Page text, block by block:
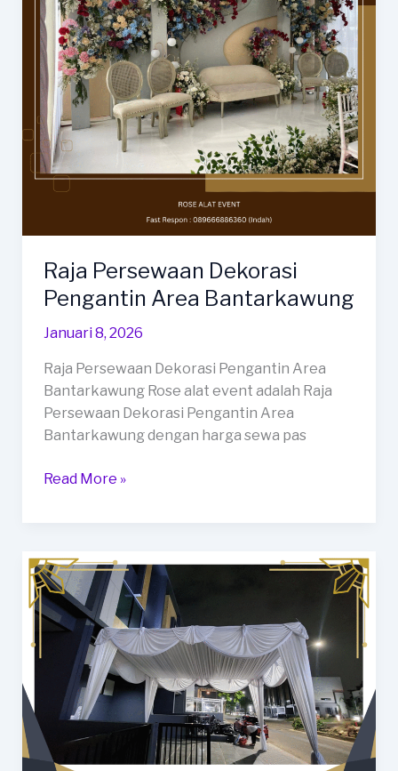
Raja Persewaan Dekorasi
Pengantin Area Bantarkawung
Januari 8, 2026
Raja Persewaan Dekorasi Pengantin Area
Bantarkawung Rose alat event adalah Raja
Persewaan Dekorasi Pengantin Area
Bantarkawung dengan harga sewa pas
Raja
Area
Bantarkawung
Read More »